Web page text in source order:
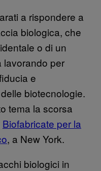
a rispondere a
biologica, che
o di un
lavorando per
e
biotecnologie.
tema la scorsa
Biofabricate per la
, a New York.
biologici in